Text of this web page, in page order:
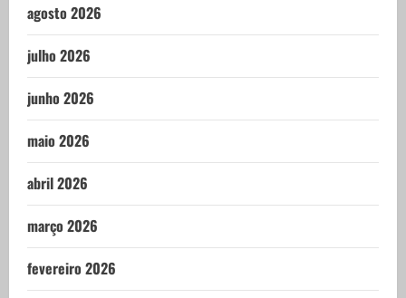
agosto 2026
julho 2026
junho 2026
maio 2026
abril 2026
março 2026
fevereiro 2026